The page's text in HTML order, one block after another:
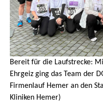
Bereit für die Laufstrecke:
Ehrgeiz ging das Team der
Firmenlauf Hemer an den
Kliniken Hemer)